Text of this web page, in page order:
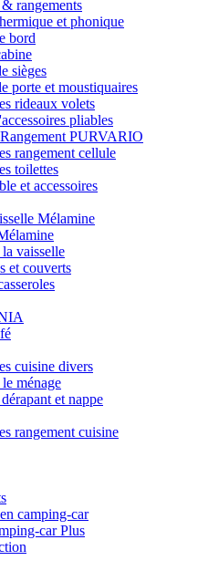
rangements
et phonique
bord
sièges
porte et moustiquaires
rideaux volets
pliables
PURVARIO
rangement cellule
toilettes
et accessoires
Mélamine
vaisselle
et couverts
cuisine divers
ménage
et nappe
rangement cuisine
camping-car
car Plus